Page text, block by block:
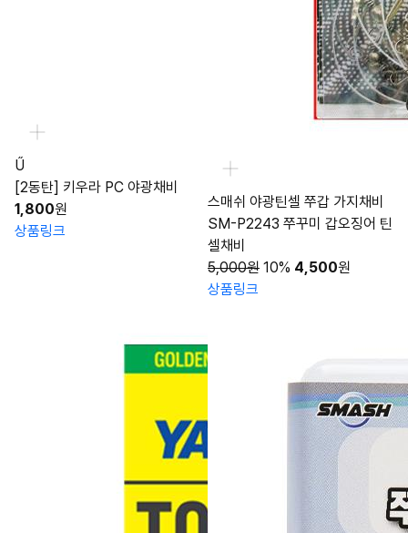
Ű
[2동탄] 키우라 PC 야광채비
1,800원
상품링크
스매쉬 야광틴셀 쭈갑 가지채비
SM-P2243 쭈꾸미 갑오징어 틴
셀채비
5,000원 10% 4,500원
상품링크